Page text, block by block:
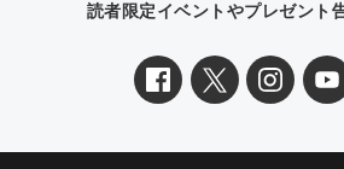
読者限定イベントやプレゼント